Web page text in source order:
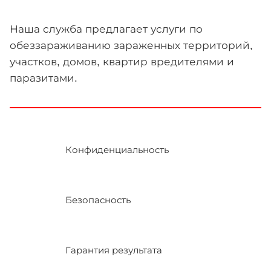
Наша служба предлагает услуги по
обеззараживанию зараженных территорий,
участков, домов, квартир вредителями и
паразитами.
Конфиденциальность
Безопасность
Гарантия результата